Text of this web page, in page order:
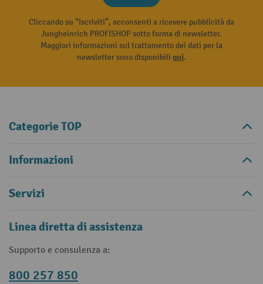
Cliccando su “Iscriviti”, acconsenti a ricevere pubblicità da
Jungheinrich PROFISHOP sotto forma di newsletter.
Maggiori informazioni sul trattamento dei dati per la
newsletter sono disponibili qui.
Categorie TOP
Informazioni
Servizi
Linea diretta di assistenza
Supporto e consulenza a:
800 257 850